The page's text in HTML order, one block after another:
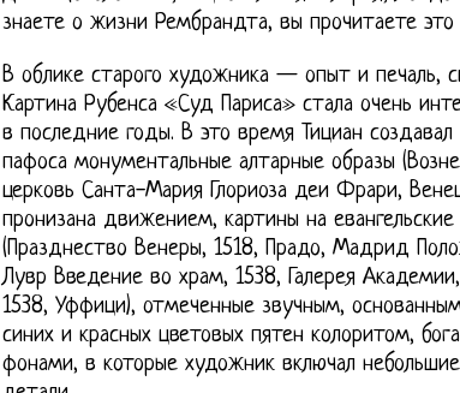
знаете о жизни Рембрандта, вы прочитаете это
В облике старого художника — опыт и печаль,
Картина Рубенса «Суд Париса» стала очень
в последние годы. В это время Тициан создавал
пафоса монументальные алтарные образы
церковь Санта-Мария Глориоза деи Фрари,
пронизана движением, картины на
(Празднество Венеры, 1518, Прадо, Мадрид
Лувр Введение во храм, 1538, Галерея
1538, Уффици), отмеченные звучным,
синих и красных цветовых пятен колоритом,
фонами, в которые художник включал